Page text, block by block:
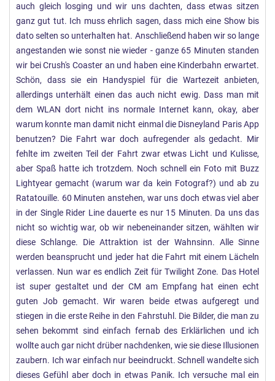
auch gleich losging und wir uns dachten, dass etwas sitzen
ganz gut tut. Ich muss ehrlich sagen, dass mich eine Show bis
dato selten so unterhalten hat. Anschließend haben wir so lange
angestanden wie sonst nie wieder - ganze 65 Minuten standen
wir bei Crush's Coaster an und haben eine Kinderbahn erwartet.
Schön, dass sie ein Handyspiel für die Wartezeit anbieten,
allerdings unterhält einen das auch nicht ewig. Dass man mit
dem WLAN dort nicht ins normale Internet kann, okay, aber
warum konnte man damit nicht einmal die Disneyland Paris App
benutzen? Die Fahrt war doch aufregender als gedacht. Mir
fehlte im zweiten Teil der Fahrt zwar etwas Licht und Kulisse,
aber Spaß hatte ich trotzdem. Noch schnell ein Foto mit Buzz
Lightyear gemacht (warum war da kein Fotograf?) und ab zu
Ratatouille. 60 Minuten anstehen, war uns doch etwas viel aber
in der Single Rider Line dauerte es nur 15 Minuten. Da uns das
nicht so wichtig war, ob wir nebeneinander sitzen, wählten wir
diese Schlange. Die Attraktion ist der Wahnsinn. Alle Sinne
werden beansprucht und jeder hat die Fahrt mit einem Lächeln
verlassen. Nun war es endlich Zeit für Twilight Zone. Das Hotel
ist super gestaltet und der CM am Empfang hat einen echt
guten Job gemacht. Wir waren beide etwas aufgeregt und
stiegen in die erste Reihe in den Fahrstuhl. Die Bilder, die man zu
sehen bekommt sind einfach fernab des Erklärlichen und ich
wollte auch gar nicht drüber nachdenken, wie sie diese Illusionen
zaubern. Ich war einfach nur beeindruckt. Schnell wandelte sich
dieses Gefühl aber doch in etwas Panik. Ich versuche mal ein